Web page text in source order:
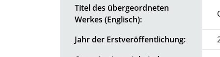
Titel des übergeordneten
Werkes (Englisch):
Jahr der Erstveröffentlichung: